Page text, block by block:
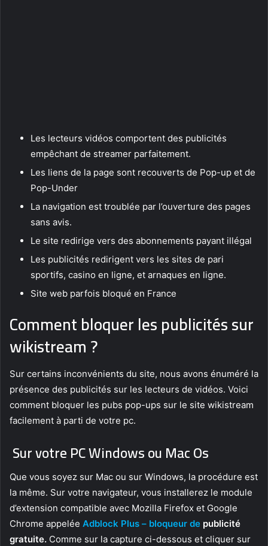
Les lecteurs vidéos comportent des publicités
empêchant de streamer parfaitement.
Les liens de la page sont recouverts de Pop-up et de
Pop-Under
La navigation est troublée par l’ouverture des pages
sans avis.
Le site redirige vers des abonnements payant illégal
Les publicités redirigent vers les sites de pari
sportifs, casino en ligne, et arnaques en ligne.
Site web parfois bloqué en France
Comment bloquer les publicités sur
wikistream ?
Sur certains inconvénients du site, nous avons énuméré la
présence des publicités sur les lecteurs de vidéos. Voici
comment bloquer les pubs pop-ups sur le site wikistream
facilement à parti de votre pc.
Sur votre PC Windows ou Mac Os
Que vous soyez sur Mac ou sur Windows, la procédure est
la même. Sur votre navigateur, vous installerez le module
d’extension compatible avec Mozilla Firefox et Google
Chrome appelée Adblock Plus – bloqueur de publicité
gratuite. Comme sur la capture ci-dessous et cliquer sur